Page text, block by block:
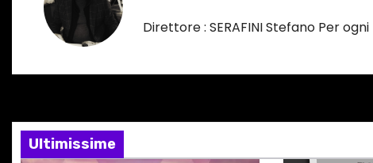
o
o
i
Direttore : SERAFINI Stefano Per
Ultimissime